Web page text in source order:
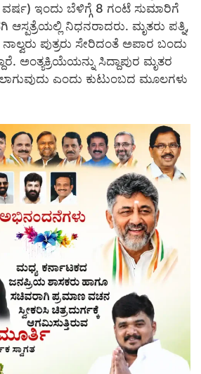
ಇಂದು ಬೆಳಿಗ್ಗೆ 8 ಗಂಟೆ ಸುಮಾರಿಗೆ
ನಿಧನರಾದರು. ಮೃತರು ಪತ್ನಿ,
ಪುತ್ರರು ಸೇರಿದಂತೆ ಅಪಾರ ಬಂದು
ಅಂತ್ಯಕ್ರಿಯೆಯನ್ನು ಸಿದ್ದಾಪುರ ಮೃತರ
ಎಂದು ಕುಟುಂಬದ ಮೂಲಗಳು